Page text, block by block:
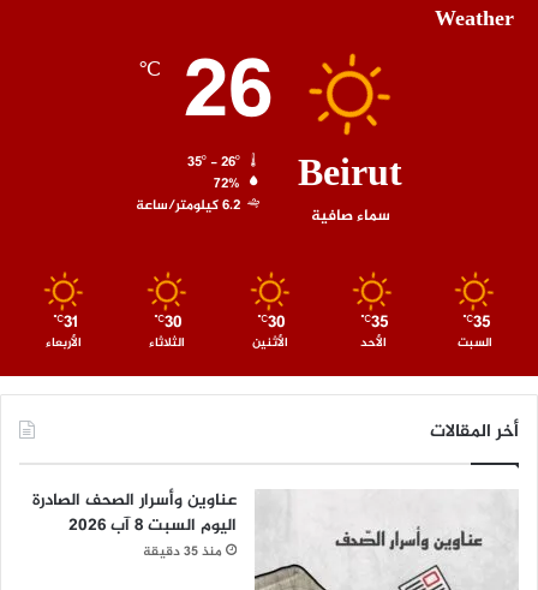
Weather
Beirut
سماء صافية
26
℃
72%
6.2 كيلومتر/ساعة
35
℃
السبت
35
℃
الأحد
30
℃
الأثنين
30
℃
الثلاثاء
31
℃
الأربعاء
أخر المقالات
عناوين وأسرار الصحف الصادرة
اليوم السبت 8 آب 2026
منذ 35 دقيقة